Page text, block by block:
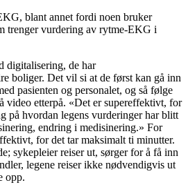
blant annet fordi noen bruker
trenger vurdering av rytme-EKG i
digitalisering, de har
boliger. Det vil si at de først kan gå inn
pasienten og personalet, og så følge
video etterpå. «Det er supereffektivt, for
på hvordan legens vurderinger har blitt
endring i medisinering.» For
for det tar maksimalt ti minutter.
sykepleier reiser ut, sørger for å få inn
legene reiser ikke nødvendigvis ut
opp.